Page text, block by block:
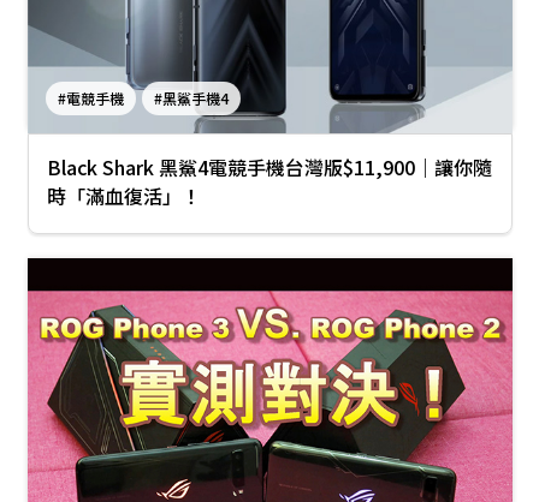
#電競手機 #黑鯊手機4
Black Shark 黑鯊4電競手機台灣版$11,900｜讓你隨
時「滿血復活」！